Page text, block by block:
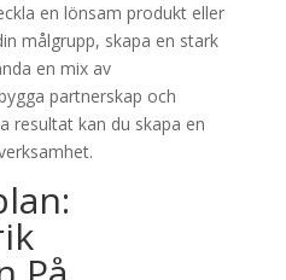
en lönsam produkt eller
målgrupp, skapa en stark
en mix av
partnerskap och
resultat kan du skapa en